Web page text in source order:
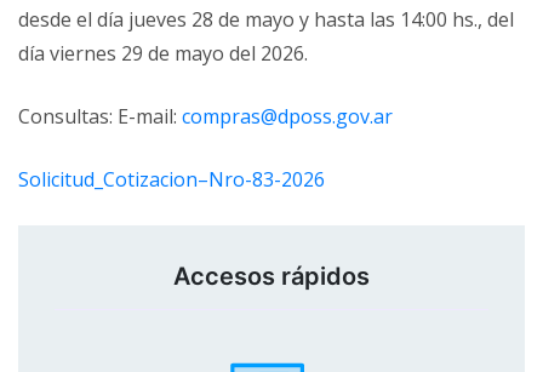
desde el día jueves 28 de mayo y hasta las 14:00 hs., del
día viernes 29 de mayo del 2026.
Consultas: E-mail: compras@dposs.gov.ar
Solicitud_Cotizacion–Nro-83-2026
Accesos rápidos